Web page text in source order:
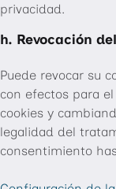
privacidad.
h. Revocación
Puede revocar su
con efectos para
cookies y
legalidad del
consentimiento